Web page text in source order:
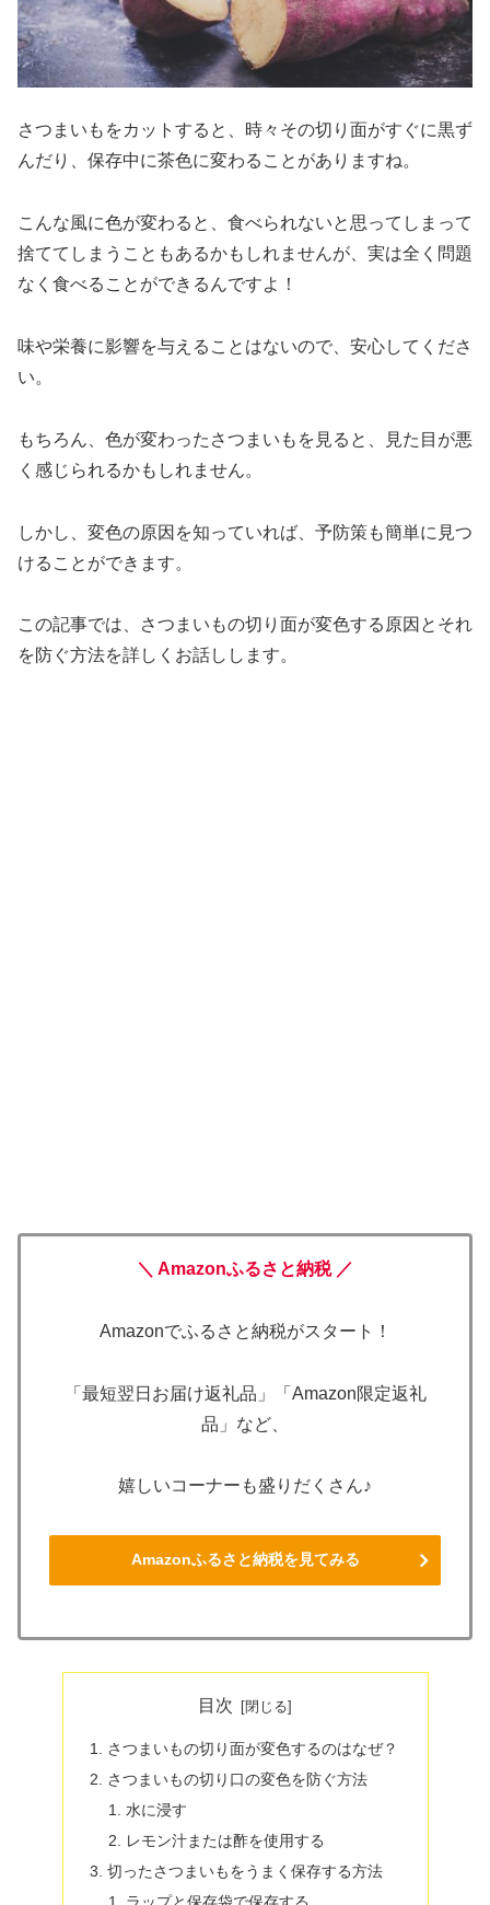
さつまいもをカットすると、時々その切り面がすぐに黒ず
んだり、保存中に茶色に変わることがありますね。
こんな風に色が変わると、食べられないと思ってしまって
捨ててしまうこともあるかもしれませんが、実は全く問題
なく食べることができるんですよ！
味や栄養に影響を与えることはないので、安心してくださ
い。
もちろん、色が変わったさつまいもを見ると、見た目が悪
く感じられるかもしれません。
しかし、変色の原因を知っていれば、予防策も簡単に見つ
けることができます。
この記事では、さつまいもの切り面が変色する原因とそれ
を防ぐ方法を詳しくお話しします。
＼ Amazonふるさと納税 ／
Amazonでふるさと納税がスタート！
「最短翌日お届け返礼品」「Amazon限定返礼
品」など、
嬉しいコーナーも盛りだくさん♪
Amazonふるさと納税を見てみる
目次
さつまいもの切り面が変色するのはなぜ？
さつまいもの切り口の変色を防ぐ方法
水に浸す
レモン汁または酢を使用する
切ったさつまいもをうまく保存する方法
ラップと保存袋で保存する